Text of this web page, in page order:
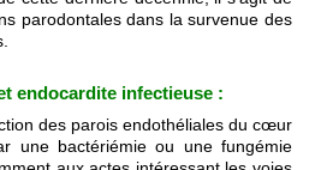
parodontales dans la survenue des
endocardite infectieuse :
des parois endothéliales du cœur
une bactériémie ou une fungémie